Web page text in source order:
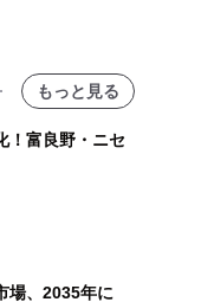
もっと見る
！富良野・ニセ
場、2035年に